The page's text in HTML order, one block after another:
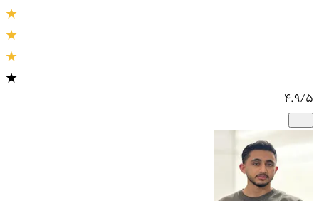
4.9/5